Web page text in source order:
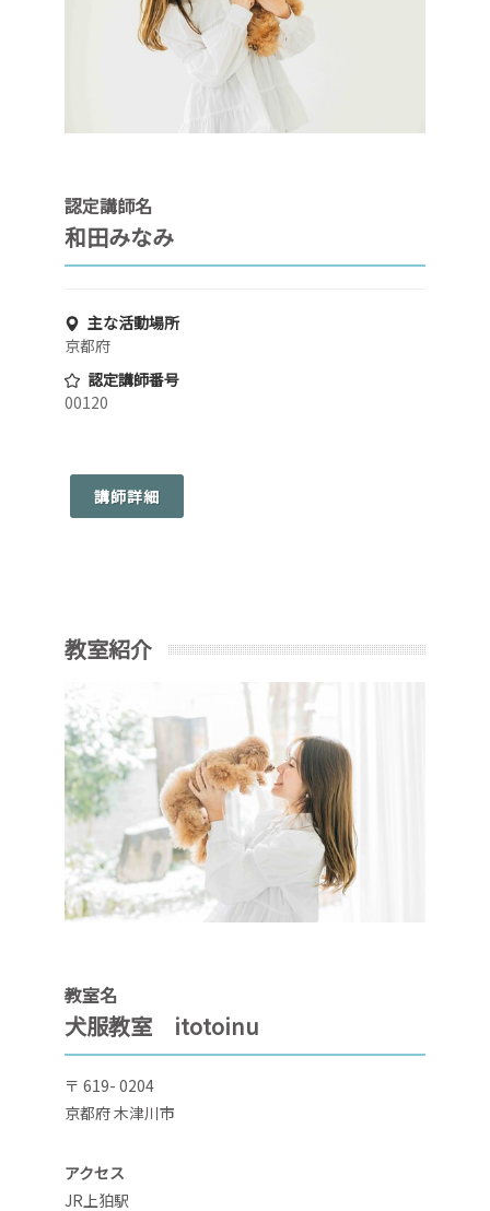
認定講師名
和田みなみ
主な活動場所
京都府
認定講師番号
00120
講師詳細
教室紹介
教室名
犬服教室 itotoinu
〒 619- 0204
京都府 木津川市
アクセス
JR上狛駅